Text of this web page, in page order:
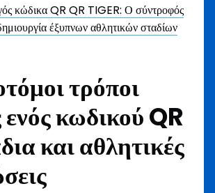
κώδικα QR QR TIGER: Ο σύντροφός
έξυπνων αθλητικών σταδίων
τρόποι
κωδικού QR
και αθλητικές